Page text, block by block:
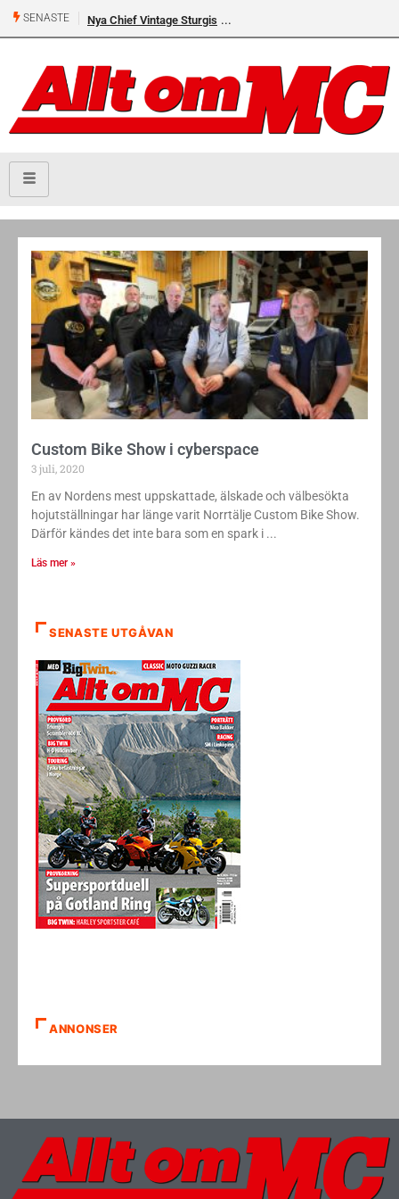
SENASTE Nya Chief Vintage Sturgis
Custom Bike Show i cyberspace
3 juli, 2020
En av Nordens mest uppskattade, älskade och välbesökta
hojutställningar har länge varit Norrtälje Custom Bike Show.
Därför kändes det inte bara som en spark i
Läs mer »
SENASTE UTGÅVAN
ANNONSER